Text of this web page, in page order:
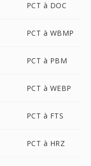
PCT à DOC
PCT à WBMP
PCT à PBM
PCT à WEBP
PCT à FTS
PCT à HRZ